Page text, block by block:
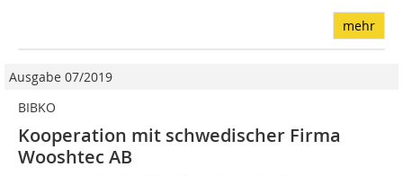
mehr
Ausgabe 07/2019
BIBKO
Kooperation mit schwedischer Firma
Wooshtec AB